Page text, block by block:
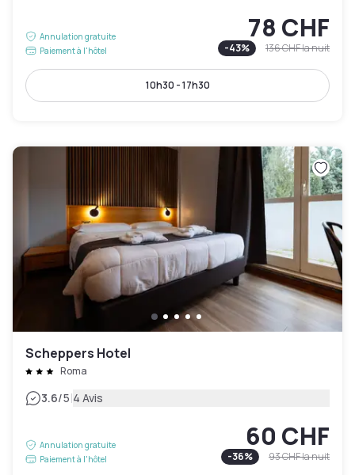
Annulation gratuite
Paiement à l'hôtel
78 CHF
-43% 136 CHFla nuit
10h30 - 17h30
Scheppers Hotel
Roma
3.6/5|4 Avis
Annulation gratuite
Paiement à l'hôtel
60 CHF
-36% 93 CHFla nuit